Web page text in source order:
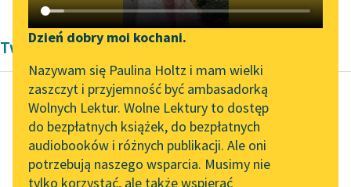
Katalog DAISY
Podkasty o książkach
Zgłoś brak utworu
Aktualności
Zapraszamy na spotkanie
online z tłumaczkami
literatury skandynawskiej
Spotkanie z Katarzyną
Narzędzia
Mapa Wolnych Lektur
Leśmianator
Przewodnik dla piszących i
czytających
Dzień dobry moi kochani.
Nazywam się Paulina Holtz i mam wielki
zaszczyt i przyjemność być ambasadorką
Wolnych Lektur. Wolne Lektury to dostęp
do bezpłatnych książek, do bezpłatnych
audiobooków i różnych publikacji. Ale oni
potrzebują naszego wsparcia. Musimy nie
tylko korzystać, ale także wspierać
Twórczość Krzysztofa Kamila Baczyńskiego
Krzysztof Kamil Baczyński
[Gdy za powietrza
zasłoną...]